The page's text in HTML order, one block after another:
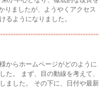
りましたが、ようやくアクセス
るようになりました。
からホームページがどのように
た。 まず、目の動線を考えて、
ました。 その下に、日付や最新